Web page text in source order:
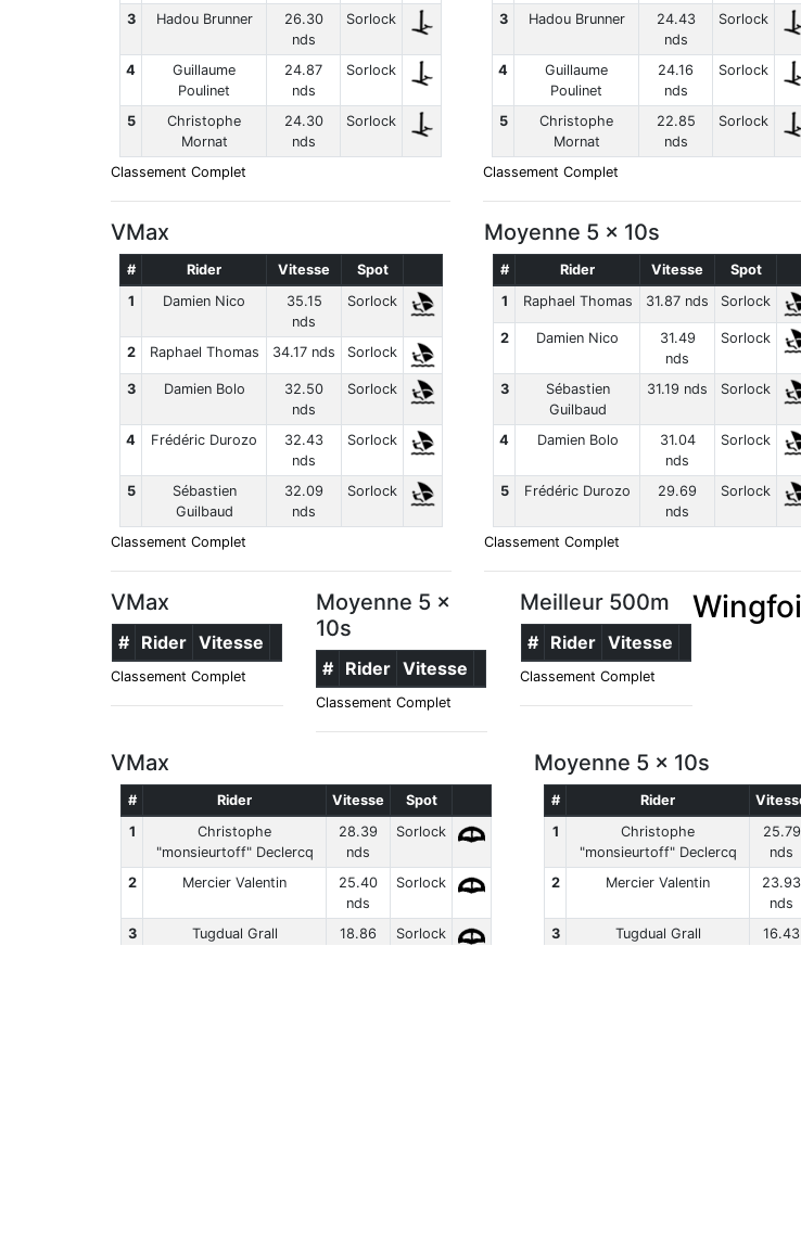
3 Hadou Brunner
26.30
nds
Sorlock
4
Guillaume
Poulinet
24.87
nds
Sorlock
5
Christophe
Mornat
24.30
nds
Sorlock
Classement Complet
3 Hadou Brunner
24.43
nds
Sorlock
4
Guillaume
Poulinet
24.16
nds
Sorlock
5
Christophe
Mornat
22.85
nds
Sorlock
Classement Complet
VMax
# Rider Vitesse
Spot
1
Damien Nico
35.15
nds
Sorlock
2 Raphael Thomas 34.17 nds Sorlock
3 Damien Bolo
32.50
nds
Sorlock
4 Frédéric Durozo
32.43
nds
Sorlock
5
Sébastien
Guilbaud
32.09
nds
Sorlock
Classement Complet
Moyenne 5 x 10s
# Rider Vitesse
Spot
1
Raphael Thomas 31.87 nds Sorlock
2 Damien Nico
31.49
nds
Sorlock
3
Sébastien
Guilbaud
31.19 nds Sorlock
4 Damien Bolo
31.04
nds
Sorlock
5 Frédéric Durozo
29.69
nds
Sorlock
Classement Complet
VMax
# Rider Vitesse
Classement Complet
Moyenne 5 x
10s
# Rider Vitesse
Classement Complet
Meilleur 500m
# Rider Vitesse
Classement Complet
VMax
# Rider Vitesse
Spot
1
Christophe
"monsieurtoff" Declercq
28.39
nds
Sorlock
2 Mercier Valentin
25.40
nds
Sorlock
3 Tugdual Grall
18.86
Sorlock
Moyenne 5 x 10s
# Rider
1
Christophe
"monsieurtoff" Declercq
25.79
nds
2 Mercier Valentin
23.93
nds
3 Tugdual Grall
16.43